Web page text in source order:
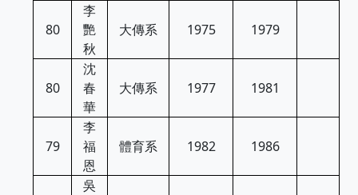
80
李
艷
秋
大傳系 1975 1979
80
沈
春
華
大傳系 1977 1981
79
李
福
恩
體育系 1982 1986
吳